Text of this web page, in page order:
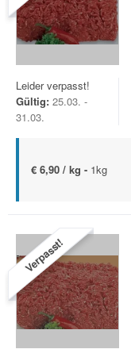
Leider verpasst!
Gültig: 25.03. -
31.03.
€ 6,90 / kg - 1kg
Verpasst!